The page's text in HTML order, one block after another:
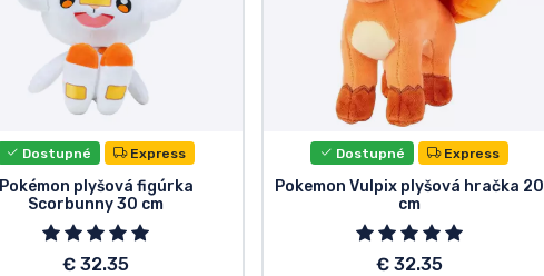
Dostupné Express
Pokémon plyšová figúrka
Scorbunny 30 cm
€ 32.35
Dostupné Express
Pokemon Vulpix plyšová hračka 20
cm
€ 32.35